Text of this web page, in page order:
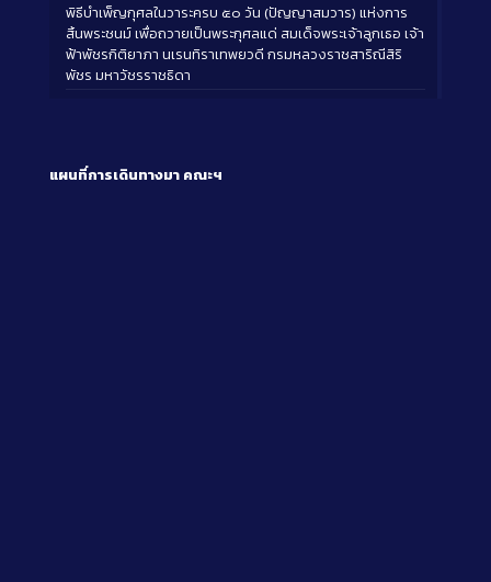
พิธีบำเพ็ญกุศลในวาระครบ ๕๐ วัน (ปัญญาสมวาร) แห่งการ
สิ้นพระชนม์ เพื่อถวายเป็นพระกุศลแด่ สมเด็จพระเจ้าลูกเธอ เจ้า
ฟ้าพัชรกิติยาภา นเรนทิราเทพยวดี กรมหลวงราชสาริณีสิริ
พัชร มหาวัชรราชธิดา
แผนที่การเดินทางมา คณะฯ